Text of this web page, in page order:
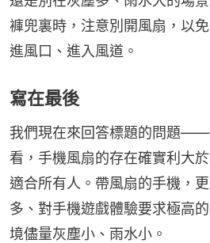
褲兜裏時，注意別開風扇，以
進風口、進入風道。
寫在最後
我們現在來回答標題的問題——
看，手機風扇的存在確實利大
適合所有人。帶風扇的手機，
多、對手機遊戲體驗要求極高
境儘量灰塵小、雨水小。